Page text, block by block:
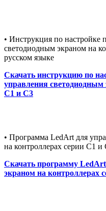
• Инструкция по
светодиодным экраном на
русском языке
Скачать инструкцию по
управления светодиодным
С1 и С3
• Программа LedArt для
на контроллерах серии С1 и
Скачать программу
экраном на контроллерах